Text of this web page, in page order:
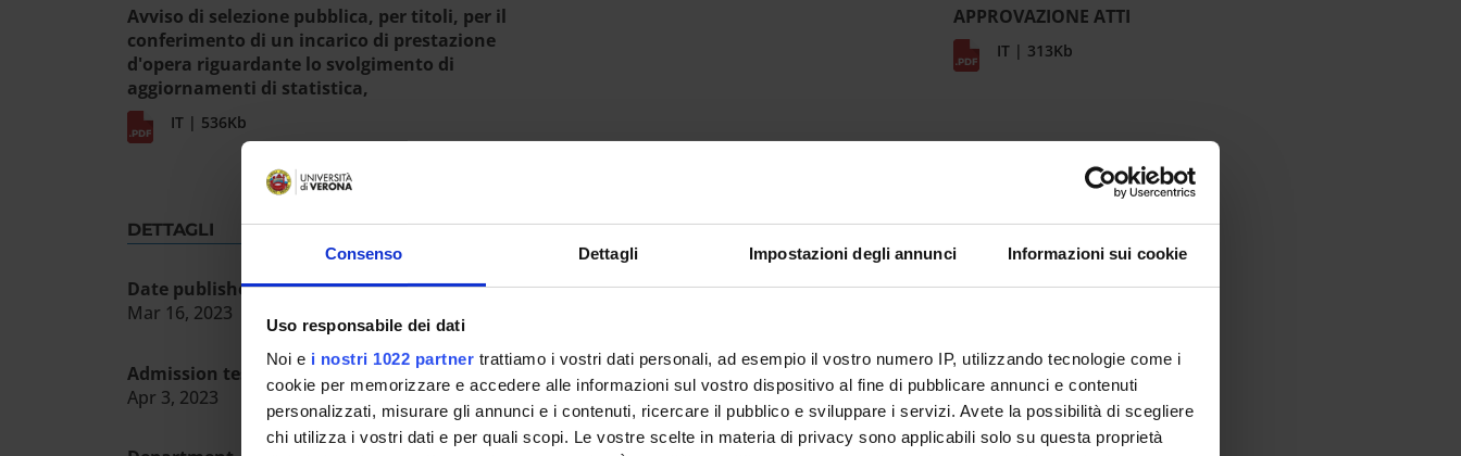
Consenso Dettagli Impostazioni degli annunci Informazioni sui cookie
Uso responsabile dei dati
Noi e i nostri 1022 partner trattiamo i vostri dati personali, ad esempio il vostro numero IP, utilizzando tecnologie come i
cookie per memorizzare e accedere alle informazioni sul vostro dispositivo al fine di pubblicare annunci e contenuti
personalizzati, misurare gli annunci e i contenuti, ricercare il pubblico e sviluppare i servizi. Avete la possibilità di scegliere
chi utilizza i vostri dati e per quali scopi. Le vostre scelte in materia di privacy sono applicabili solo su questa proprietà
Avviso di selezione pubblica, per titoli, per il
conferimento di un incarico di prestazione
d'opera riguardante lo svolgimento di
aggiornamenti di statistica,
IT | 536Kb
DETTAGLI
Date published in the official register
Mar 16, 2023
Admission test date
Apr 3, 2023
APPROVAZIONE ATTI
IT | 313Kb